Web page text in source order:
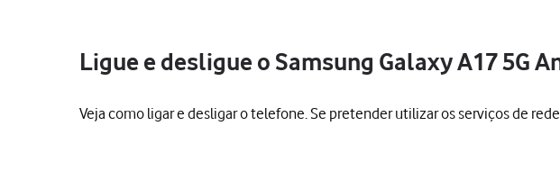
Ligue e desligue o Samsung Galaxy A17 5G
Veja como ligar e desligar o telefone. Se pretender utilizar os serviços de